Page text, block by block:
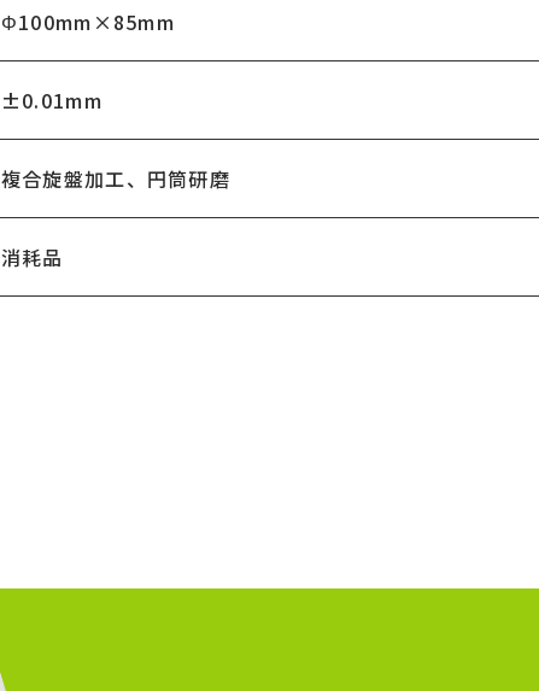
Φ100mm×85mm
±0.01mm
複合旋盤加工、円筒研磨
消耗品